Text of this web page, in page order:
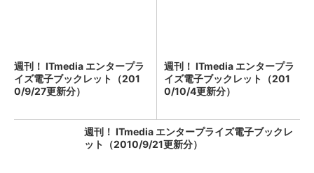
週刊！ ITmedia エンタープラ
イズ電子ブックレット（201
0/9/27更新分）
週刊！ ITmedia エンタープラ
イズ電子ブックレット（201
0/10/4更新分）
週刊！ ITmedia エンタープライズ電子ブックレ
ット（2010/9/21更新分）